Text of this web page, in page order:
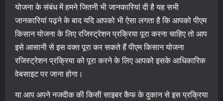
योजना के संबंध में हमने जितनी भी जानकारियां दी है यह सभी
जानकारियां पढ़ने के बाद यदि आपको भी ऐसा लगता है कि आपको पीएम
किसान योजना के लिए रजिस्ट्रेशन प्रक्रिया पूरा करना चाहिए तो आप
इसे आसानी से इस वक्त पूरा कर सकते हैं पीएम किसान योजना
रजिस्ट्रेशन प्रक्रिया को पूरा करने के लिए आपको इसके आधिकारिक
वेबसाइट पर जाना होगा।
या आप अपने नजदीक की किसी साइबर कैफ के दुकान से इस प्रक्रिया